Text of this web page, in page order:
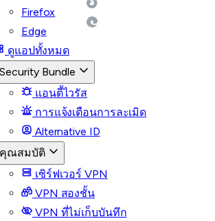
Firefox
Edge
ดูแอปทั้งหมด
Security Bundle
แอนตี้ไวรัส
การแจ้งเตือนการละเมิด
Alternative ID
คุณสมบัติ
เซิร์ฟเวอร์ VPN
VPN สองชั้น
VPN ที่ไม่เก็บบันทึก